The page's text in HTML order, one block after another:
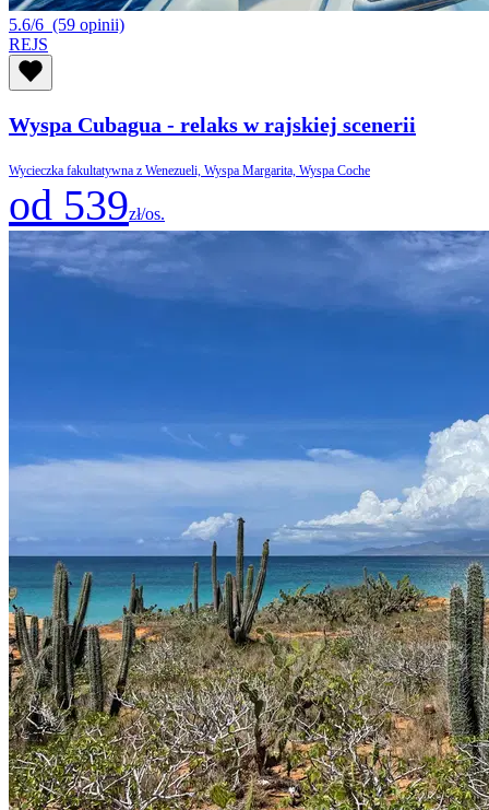
5.6/6 (59 opinii)
REJS
Wyspa Cubagua - relaks w rajskiej scenerii
Wycieczka fakultatywna z Wenezueli, Wyspa Margarita, Wyspa Coche
od 539zł/os.